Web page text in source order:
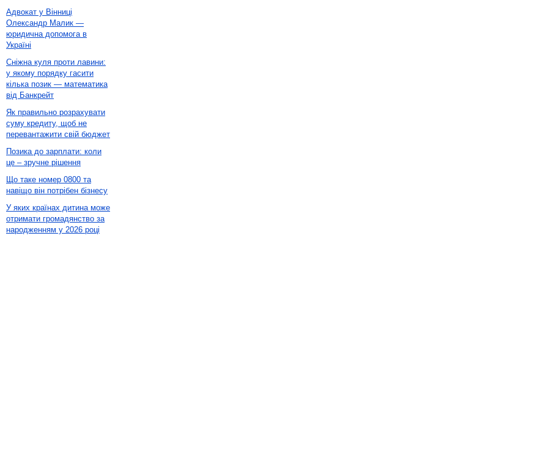
Адвокат у Вінниці
Олександр Малик —
юридична допомога в
Україні
Сніжна куля проти лавини:
у якому порядку гасити
кілька позик — математика
від Банкрейт
Як правильно розрахувати
суму кредиту, щоб не
перевантажити свій бюджет
Позика до зарплати: коли
це – зручне рішення
Що таке номер 0800 та
навіщо він потрібен бізнесу
У яких країнах дитина може
отримати громадянство за
народженням у 2026 році